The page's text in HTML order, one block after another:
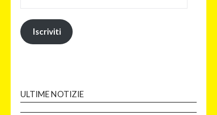
Iscriviti
ULTIME NOTIZIE